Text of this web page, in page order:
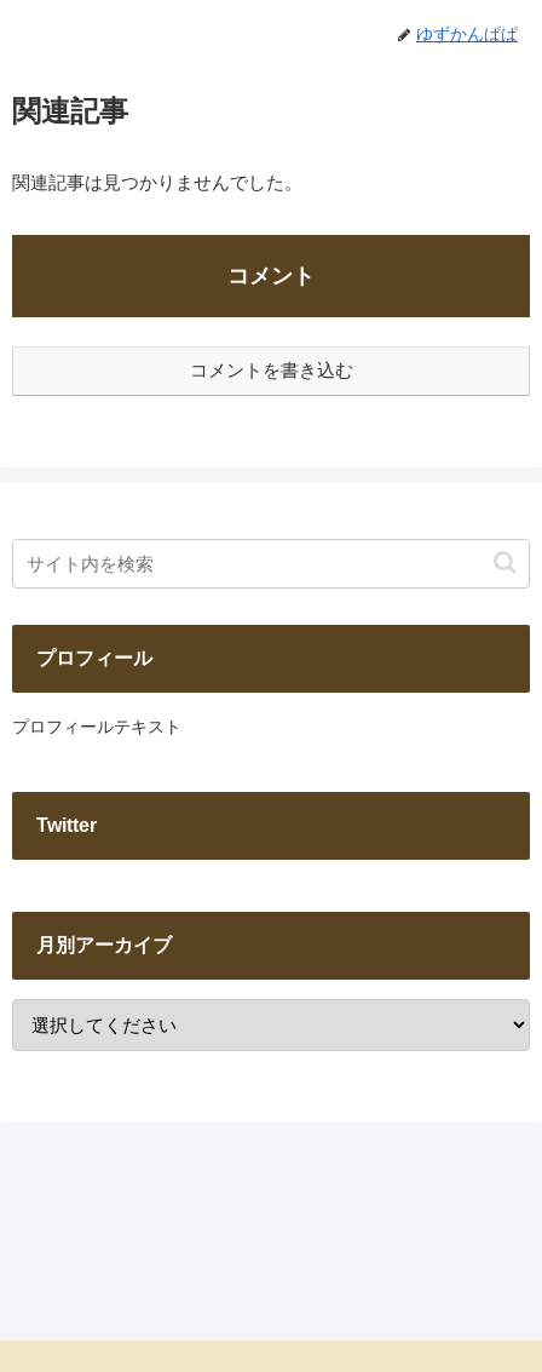
ゆずかんぱぱ
関連記事
関連記事は見つかりませんでした。
コメント
コメントを書き込む
プロフィール
プロフィールテキスト
Twitter
月別アーカイブ